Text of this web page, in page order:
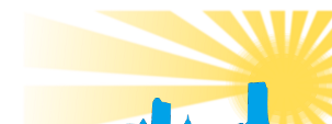
Hauptinhalt springen
Zur Suche springen
Zur Hauptnavigation springen